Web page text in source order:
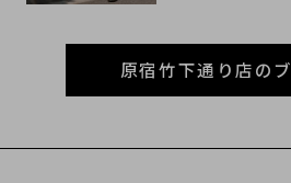
原宿竹下通り店の